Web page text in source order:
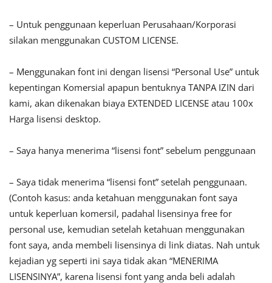
– Untuk penggunaan keperluan Perusahaan/Korporasi
silakan menggunakan CUSTOM LICENSE.
– Menggunakan font ini dengan lisensi “Personal Use” untuk
kepentingan Komersial apapun bentuknya TANPA IZIN dari
kami, akan dikenakan biaya EXTENDED LICENSE atau 100x
Harga lisensi desktop.
– Saya hanya menerima “lisensi font” sebelum penggunaan
– Saya tidak menerima “lisensi font” setelah penggunaan.
(Contoh kasus: anda ketahuan menggunakan font saya
untuk keperluan komersil, padahal lisensinya free for
personal use, kemudian setelah ketahuan menggunakan
font saya, anda membeli lisensinya di link diatas. Nah untuk
kejadian yg seperti ini saya tidak akan “MENERIMA
LISENSINYA”, karena lisensi font yang anda beli adalah